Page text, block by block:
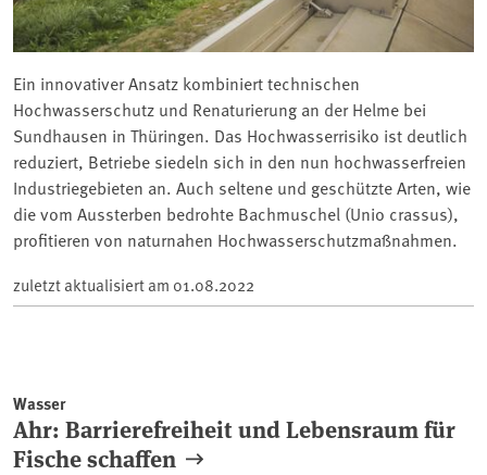
Ein innovativer Ansatz kombiniert technischen
Hochwasserschutz und Renaturierung an der Helme bei
Sundhausen in Thüringen. Das Hochwasserrisiko ist deutlich
reduziert, Betriebe siedeln sich in den nun hochwasserfreien
Industriegebieten an. Auch seltene und geschützte Arten, wie
die vom Aussterben bedrohte Bachmuschel (Unio crassus),
profitieren von naturnahen Hochwasserschutzmaßnahmen.
zuletzt aktualisiert am 01.08.2022
Wasser
Ahr: Barrierefreiheit und Lebensraum für
Fische schaffen